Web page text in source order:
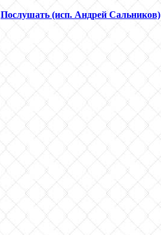
Послушать (исп. Андрей Сальников)